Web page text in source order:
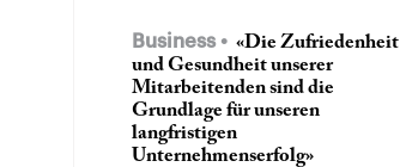
Business
«Die Zufriedenheit
und Gesundheit unserer
Mitarbeitenden sind die
Grundlage für unseren
langfristigen
Unternehmenserfolg»